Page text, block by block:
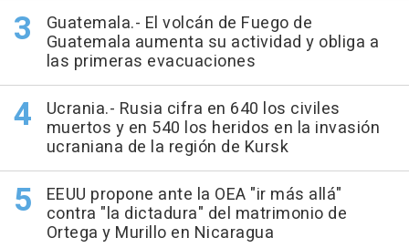
Guatemala.- El volcán de Fuego de
Guatemala aumenta su actividad y obliga a
las primeras evacuaciones
Ucrania.- Rusia cifra en 640 los civiles
muertos y en 540 los heridos en la invasión
ucraniana de la región de Kursk
EEUU propone ante la OEA "ir más allá"
contra "la dictadura" del matrimonio de
Ortega y Murillo en Nicaragua